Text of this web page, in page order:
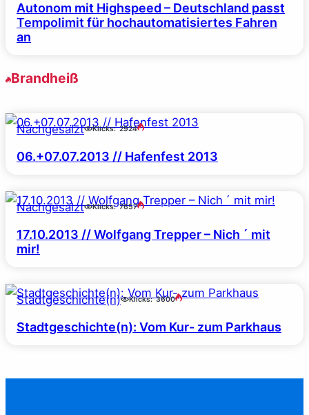
Autonom mit Highspeed – Deutschland passt
Tempolimit für hochautomatisiertes Fahren
an
Brandheiß
Nachgesalzt Klicks: 2924
06.+07.07.2013 // Hafenfest 2013
Nachgesalzt Klicks: 7657
17.10.2013 // Wolfgang Trepper – Nich ´ mit
mir!
Stadtgeschichte(n) Klicks: 3600
Stadtgeschichte(n): Vom Kur- zum Parkhaus